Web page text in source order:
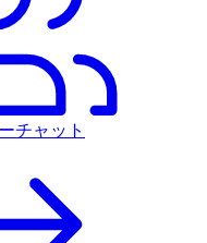
チャット